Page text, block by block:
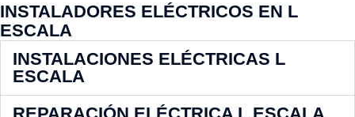
INSTALADORES ELÉCTRICOS EN L
ESCALA
INSTALACIONES ELÉCTRICAS L
ESCALA